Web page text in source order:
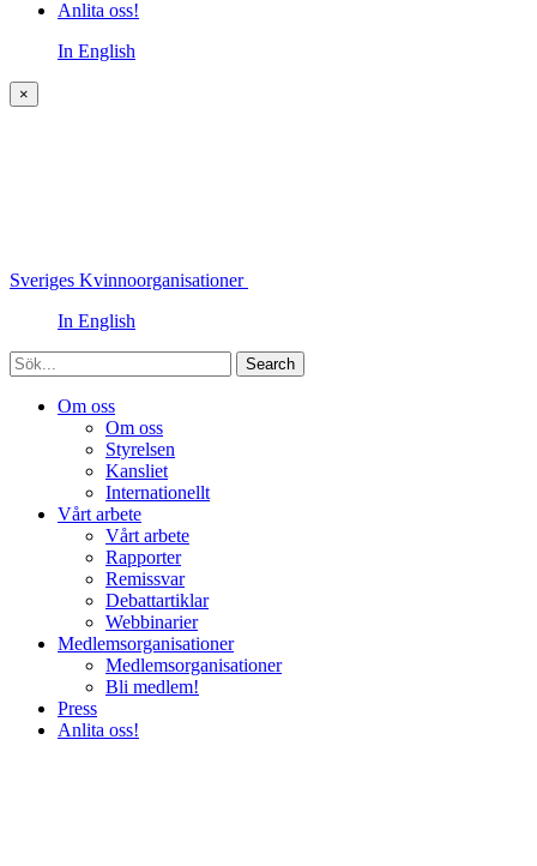
Anlita oss!
In English
×
Sveriges Kvinnoorganisationer
In English
Sök
Om oss
Om oss
Styrelsen
Kansliet
Internationellt
Vårt arbete
Vårt arbete
Rapporter
Remissvar
Debattartiklar
Webbinarier
Medlemsorganisationer
Medlemsorganisationer
Bli medlem!
Press
Anlita oss!